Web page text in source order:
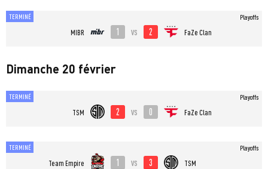
TERMINÉ
MIBR 1 vs 2 FaZe Clan
Playoffs
Dimanche 20 février
TERMINÉ
TSM 2 vs 0 FaZe Clan
Playoffs
TERMINÉ
Team Empire 1 vs 3 TSM
Playoffs